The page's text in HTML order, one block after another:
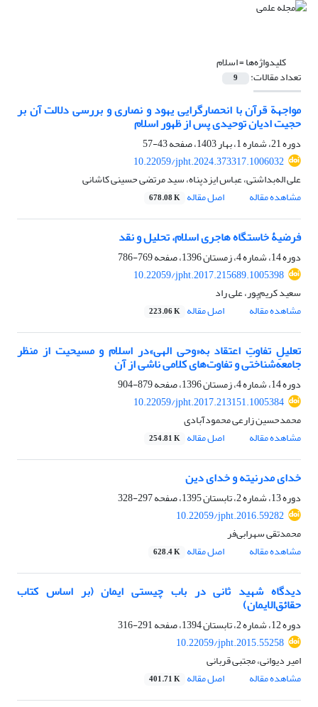
کلیدواژه‌ها =اسلام
تعداد مقالات: 9
مواجهة قرآن با انحصارگرایی یهود و نصاری و بررسی دلالت آن بر
حجیت ادیان توحیدی پس از ظهور اسلام
دوره 21، شماره 1، بهار 1403، صفحه
43-57
10.22059/jpht.2024.373317.1006032
علی اله‌بداشتی، عباس ایزدپناه، سید مرتضی حسینی کاشانی
مشاهده مقاله
اصل مقاله 678.08 K
فرضیۀ خاستگاه هاجری اسلام، تحلیل و نقد
دوره 14، شماره 4، زمستان 1396، صفحه
769-786
10.22059/jpht.2017.215689.1005398
سعید کریم‌پور، علی راد
مشاهده مقاله
اصل مقاله 223.06 K
تعلیلِ تفاوتِ اعتقاد به«وحی الهی»در اسلام و مسیحیت از منظر
جامعه‌شناختی و تفاوت‌های کلامی ناشی از آن
دوره 14، شماره 4، زمستان 1396، صفحه
879-904
10.22059/jpht.2017.213151.1005384
محمدحسین زارعی محمودآبادی
مشاهده مقاله
اصل مقاله 254.81 K
خدای مدرنیته و خدای دین
دوره 13، شماره 2، تابستان 1395، صفحه
297-328
10.22059/jpht.2016.59282
محمدتقی سهرابی‌فر
مشاهده مقاله
اصل مقاله 628.4 K
دیدگاه شهید ثانی در باب چیستی ایمان (بر اساس کتاب
حقائق‌الایمان)
دوره 12، شماره 2، تابستان 1394، صفحه
291-316
10.22059/jpht.2015.55258
امیر دیوانی، مجتبی قربانی
مشاهده مقاله
اصل مقاله 401.71 K